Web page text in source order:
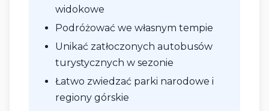
widokowe
Podróżować we własnym tempie
Unikać zatłoczonych autobusów
turystycznych w sezonie
Łatwo zwiedzać parki narodowe i
regiony górskie